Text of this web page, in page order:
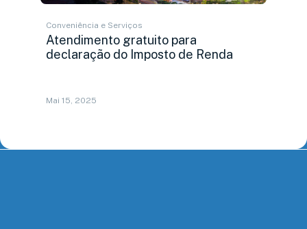
Conveniência e Serviços
Atendimento gratuito para
declaração do Imposto de Renda
Mai 15, 2025